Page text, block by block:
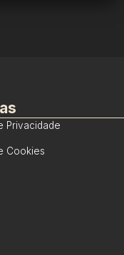
Privacidade
Cookies